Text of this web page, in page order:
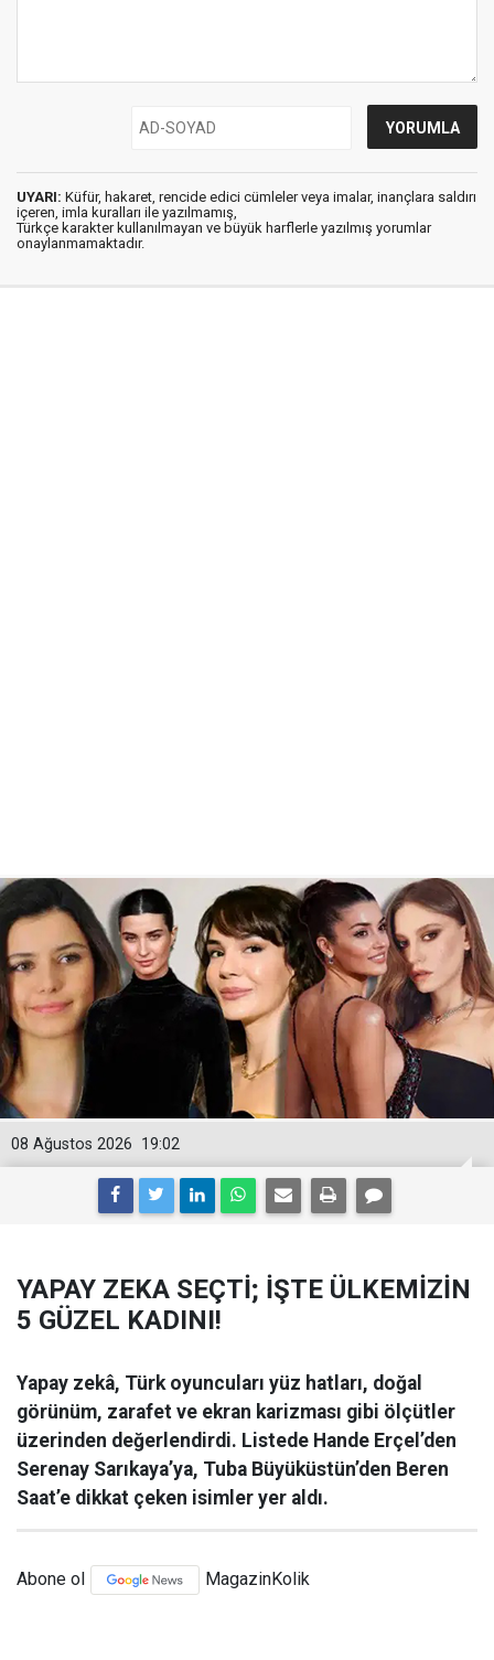
UYARI: Küfür, hakaret, rencide edici cümleler veya imalar, inançlara saldırı
içeren, imla kuralları ile yazılmamış,
Türkçe karakter kullanılmayan ve büyük harflerle yazılmış yorumlar
onaylanmamaktadır.
19:02
08 Ağustos 2026
YAPAY ZEKA SEÇTİ; İŞTE ÜLKEMİZİN
5 GÜZEL KADINI!
Yapay zekâ, Türk oyuncuları yüz hatları, doğal
görünüm, zarafet ve ekran karizması gibi ölçütler
üzerinden değerlendirdi. Listede Hande Erçel’den
Serenay Sarıkaya’ya, Tuba Büyüküstün’den Beren
Saat’e dikkat çeken isimler yer aldı.
Abone ol MagazinKolik